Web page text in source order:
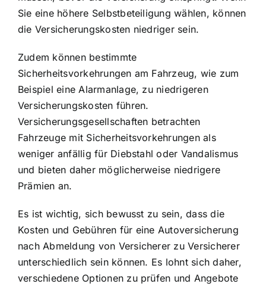
Sie eine höhere Selbstbeteiligung wählen, können
die Versicherungskosten niedriger sein.
Zudem können bestimmte
Sicherheitsvorkehrungen am Fahrzeug, wie zum
Beispiel eine Alarmanlage, zu niedrigeren
Versicherungskosten führen.
Versicherungsgesellschaften betrachten
Fahrzeuge mit Sicherheitsvorkehrungen als
weniger anfällig für Diebstahl oder Vandalismus
und bieten daher möglicherweise niedrigere
Prämien an.
Es ist wichtig, sich bewusst zu sein, dass die
Kosten und Gebühren für eine Autoversicherung
nach Abmeldung von Versicherer zu Versicherer
unterschiedlich sein können. Es lohnt sich daher,
verschiedene Optionen zu prüfen und Angebote